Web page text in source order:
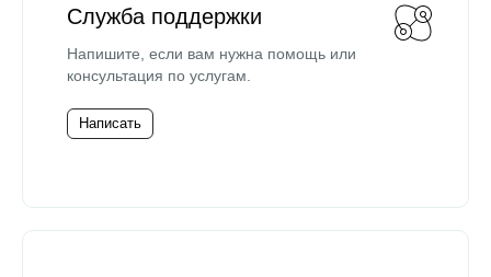
Служба поддержки
Напишите, если вам нужна помощь или
консультация по услугам.
Написать